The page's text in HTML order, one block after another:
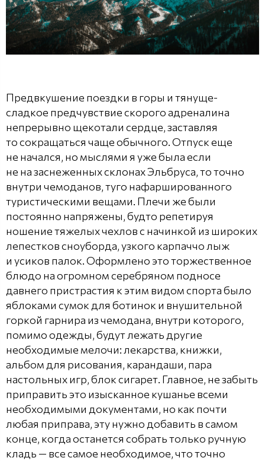
Предвкушение поездки в горы и тянуще-
сладкое предчувствие скорого адреналина
непрерывно щекотали сердце, заставляя
то сокращаться чаще обычного. Отпуск еще
не начался, но мыслями я уже была если
не на заснеженных склонах Эльбруса, то точно
внутри чемоданов, туго нафаршированного
туристическими вещами. Плечи же были
постоянно напряжены, будто репетируя
ношение тяжелых чехлов с начинкой из широких
лепестков сноуборда, узкого карпаччо лыж
и усиков палок. Оформлено это торжественное
блюдо на огромном серебряном подносе
давнего пристрастия к этим видом спорта было
яблоками сумок для ботинок и внушительной
горкой гарнира из чемодана, внутри которого,
помимо одежды, будут лежать другие
необходимые мелочи: лекарства, книжки,
альбом для рисования, карандаши, пара
настольных игр, блок сигарет. Главное, не забыть
приправить это изысканное кушанье всеми
необходимыми документами, но как почти
любая приправа, эту нужно добавить в самом
конце, когда останется собрать только ручную
кладь — все самое необходимое, что точно